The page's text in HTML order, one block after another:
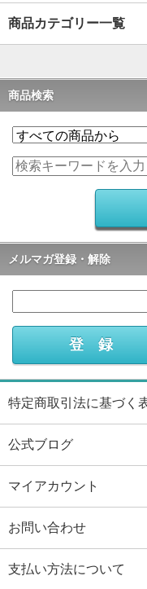
商品カテゴリー一覧
商品検索
メルマガ登録・解除
特定商取引法に基づく
公式ブログ
マイアカウント
お問い合わせ
支払い方法について